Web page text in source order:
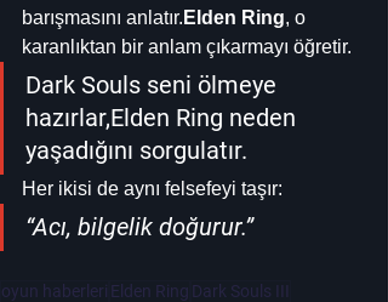
barışmasını anlatır. Elden Ring, o
karanlıktan bir anlam çıkarmayı öğretir.
Dark Souls seni ölmeye
hazırlar,Elden Ring neden
yaşadığını sorgulatır.
Her ikisi de aynı felsefeyi taşır:
“Acı, bilgelik doğurur.”
oyun haberleri Elden Ring Dark Souls III